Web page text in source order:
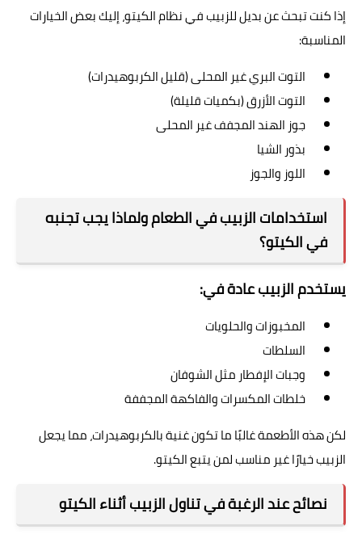
إذا كنت تبحث عن بديل للزبيب في نظام الكيتو، إليك بعض الخيارات
المناسبة:
التوت البري غير المحلى (قليل الكربوهيدرات)
التوت الأزرق (بكميات قليلة)
جوز الهند المجفف غير المحلى
بذور الشيا
اللوز والجوز
استخدامات الزبيب في الطعام ولماذا يجب تجنبه
في الكيتو؟
يستخدم الزبيب عادة في:
المخبوزات والحلويات
السلطات
وجبات الإفطار مثل الشوفان
خلطات المكسرات والفاكهة المجففة
لكن هذه الأطعمة غالبًا ما تكون غنية بالكربوهيدرات، مما يجعل
الزبيب خيارًا غير مناسب لمن يتبع الكيتو.
نصائح عند الرغبة في تناول الزبيب أثناء الكيتو